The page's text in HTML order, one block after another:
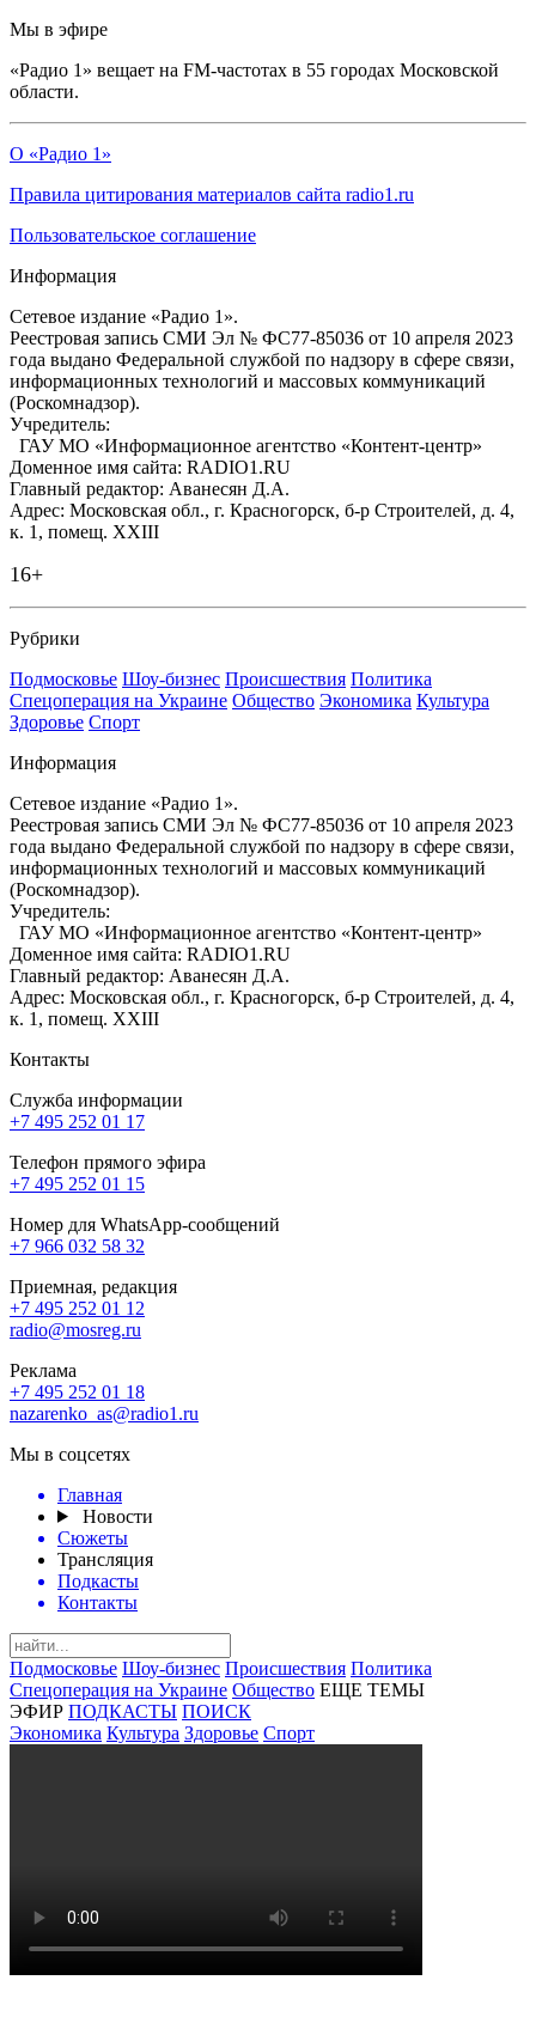
Мы в эфире
«Радио 1» вещает на FM-частотах в 55 городах Московской
области.
О «Радио 1»
Правила цитирования материалов сайта radio1.ru
Пользовательское соглашение
Информация
Сетевое издание «Радио 1».
Реестровая запись СМИ Эл № ФС77-85036 от 10 апреля 2023
года выдано Федеральной службой по надзору в сфере связи,
информационных технологий и массовых коммуникаций
(Роскомнадзор).
Учредитель:
ГАУ МО «Информационное агентство «Контент-центр»
Доменное имя сайта: RADIO1.RU
Главный редактор: Аванесян Д.А.
Адрес: Московская обл., г. Красногорск, б-р Строителей, д. 4,
к. 1, помещ. XXIII
16+
Рубрики
Подмосковье Шоу-бизнес Происшествия Политика
Спецоперация на Украине Общество Экономика Культура
Здоровье Спорт
Информация
Сетевое издание «Радио 1».
Реестровая запись СМИ Эл № ФС77-85036 от 10 апреля 2023
года выдано Федеральной службой по надзору в сфере связи,
информационных технологий и массовых коммуникаций
(Роскомнадзор).
Учредитель:
ГАУ МО «Информационное агентство «Контент-центр»
Доменное имя сайта: RADIO1.RU
Главный редактор: Аванесян Д.А.
Адрес: Московская обл., г. Красногорск, б-р Строителей, д. 4,
к. 1, помещ. XXIII
Контакты
Служба информации
+7 495 252 01 17
Телефон прямого эфира
+7 495 252 01 15
Номер для WhatsApp-сообщений
+7 966 032 58 32
Приемная, редакция
+7 495 252 01 12
radio@mosreg.ru
Реклама
+7 495 252 01 18
nazarenko_as@radio1.ru
Мы в соцсетях
Главная
Новости
Сюжеты
Трансляция
Подкасты
Контакты
Подмосковье Шоу-бизнес Происшествия Политика
Спецоперация на Украине Общество ЕЩЕ ТЕМЫ
ЭФИР ПОДКАСТЫ ПОИСК
Экономика Культура Здоровье Спорт